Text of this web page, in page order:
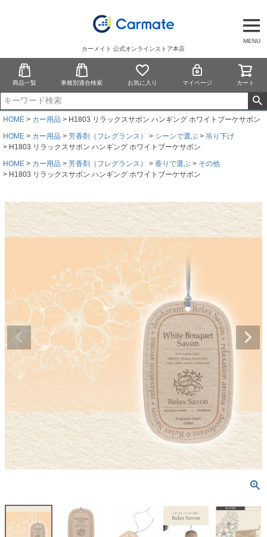
MENU
カーメイト 公式オンラインストア本店
商品一覧 車種別適合検索 お気に入り マイページ カート
HOME カー用品
H1803 リラックスサボン ハンギング ホワイトブーケサボン
HOME
カー用品 芳香剤（フレグランス） シーンで選ぶ
吊り下げ
H1803 リラックスサボン ハンギング ホワイトブーケサボン
HOME
カー用品 芳香剤（フレグランス） 香りで選ぶ
その他
H1803 リラックスサボン ハンギング ホワイトブーケサボン